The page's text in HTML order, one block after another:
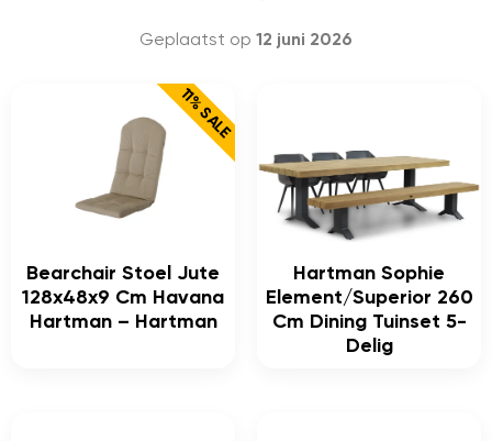
Geplaatst op 12 juni 2026
11% SALE
Bearchair Stoel Jute
128x48x9 Cm Havana
Hartman – Hartman
Hartman Sophie
Element/Superior 260
Cm Dining Tuinset 5-
Delig